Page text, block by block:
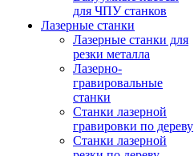
для ЧПУ станков
Лазерные станки
Лазерные станки для
резки металла
Лазерно-
гравировальные
станки
Станки лазерной
гравировки по дереву
Станки лазерной